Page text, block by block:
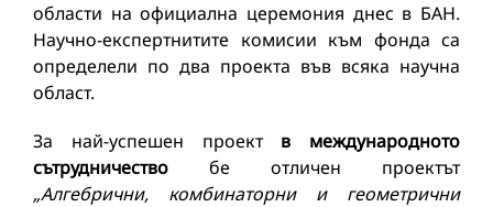
области на официална церемония днес в БАН.
Научно-експертнитите комисии към фонда са
определели по два проекта във всяка научна
област.
За най-успешен проект в международното
сътрудничество бе отличен проектът
„Алгебрични, комбинаторни и геометрични